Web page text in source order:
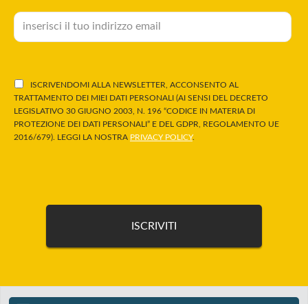
ISCRIVENDOMI ALLA NEWSLETTER, ACCONSENTO AL
TRATTAMENTO DEI MIEI DATI PERSONALI (AI SENSI DEL DECRETO
LEGISLATIVO 30 GIUGNO 2003, N. 196 “CODICE IN MATERIA DI
PROTEZIONE DEI DATI PERSONALI” E DEL GDPR, REGOLAMENTO UE
2016/679). LEGGI LA NOSTRA PRIVACY POLICY.